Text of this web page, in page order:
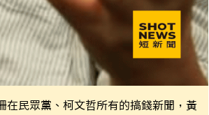
在民眾黨、柯文哲所有的搞錢新聞，黃